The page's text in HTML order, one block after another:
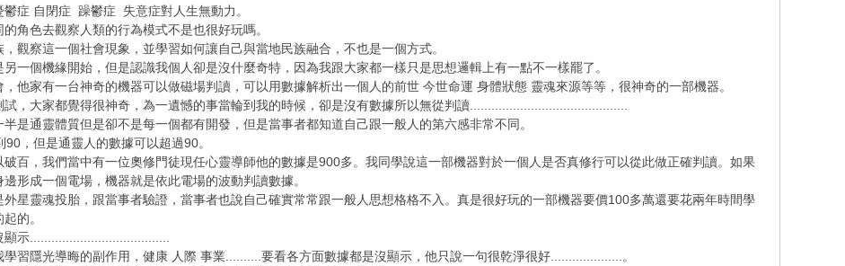
症 自閉症 躁鬱症 失意症對人生無動力。
角色去觀察人類的行為模式不是也很好玩嗎。
觀察這一個社會現象，並學習如何讓自己與當地民族融合，不也是一個方式。
一個機緣開始，但是認識我個人卻是沒什麼奇特，因為我跟大家都一樣只是思想邏輯上有一點不一樣罷了。
他家有一台神奇的機器可以做磁場判讀，可以用數據解析出一個人的前世 今世命運 身體狀態 靈魂來源等等，很神奇的一部機器。
，大家都覺得很神奇，為一遺憾的事當輪到我的時候，卻是沒有數據所以無從判讀............................................
是通靈體質但是卻不是每一個都有開發，但是當事者都知道自己跟一般人的第六感非常不同。
，但是通靈人的數據可以超過90。
百，我們當中有一位奧修門徒現任心靈導師他的數據是900多。我同學說這一部機器對於一個人是否真修行可以從此做正確判讀。如果
形成一個電場，機器就是依此電場的波動判讀數據。
星靈魂投胎，跟當事者驗證，當事者也說自己確實常常跟一般人思想格格不入。真是很好玩的一部機器要價100多萬還要花兩年時間學
的。
示.......................................
習隱光導晦的副作用，健康 人際 事業..........要看各方面數據都是沒顯示，他只說一句很乾淨很好....................。